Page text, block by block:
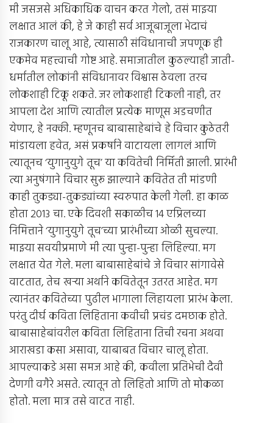
मी जसजसे अधिकाधिक वाचन करत गेलो, तसं माझ्या
लक्षात आलं की, हे जे काही सर्व आजूबाजूला भेदाचं
राजकारण चालू आहे, त्यासाठी संविधानाची जपणूक ही
एकमेव महत्त्वाची गोष्ट आहे. समाजातील कुठल्याही जाती-
धर्मातील लोकांनी संविधानावर विश्वास ठेवला तरच
लोकशाही टिकू शकते. जर लोकशाही टिकली नाही, तर
आपला देश आणि त्यातील प्रत्येक माणूस अडचणीत
येणार, हे नक्की. म्हणूनच बाबासाहेबांचे हे विचार कुठेतरी
मांडायला हवेत, असं प्रकर्षाने वाटायला लागलं आणि
त्यातूनच ‘युगानुयुगे तूच’ या कवितेची निर्मिती झाली. प्रारंभी
त्या अनुषंगाने विचार सुरू झाल्याने कवितेत ती मांडणी
काही तुकड्या-तुकड्यांच्या स्वरुपात केली गेली. हा काळ
होता 2013 चा. एके दिवशी सकाळीच 14 एप्रिलच्या
निमित्ताने ‘युगानुयुगे तूच’च्या प्रारंभीच्या ओळी सुचल्या.
माझ्या सवयीप्रमाणे मी त्या पुन्हा-पुन्हा लिहिल्या. मग
लक्षात येत गेले. मला बाबासाहेबांचे जे विचार सांगावेसे
वाटतात, तेच खर्‍या अर्थाने कवितेतून उतरत आहेत. मग
त्यानंतर कवितेच्या पुढील भागाला लिहायला प्रारंभ केला.
परंतु दीर्घ कविता लिहिताना कवीची प्रचंड दमछाक होते.
बाबासाहेबांवरील कविता लिहिताना तिची रचना अथवा
आराखडा कसा असावा, याबाबत विचार चालू होता.
आपल्याकडे असा समज आहे की, कवीला प्रतिभेची दैवी
देणगी वगैरे असते. त्यातून तो लिहितो आणि तो मोकळा
होतो. मला मात्र तसे वाटत नाही.